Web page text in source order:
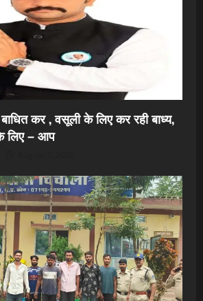
बाधित कर , वसूली के लिए कर रही बाध्य,
लिए – आप